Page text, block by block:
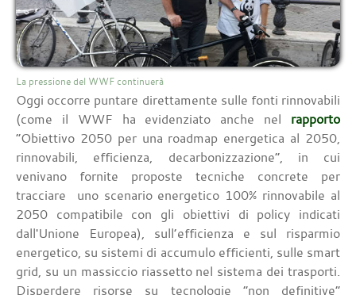
La pressione del WWF continuerà
Oggi occorre puntare direttamente sulle fonti rinnovabili
(come il WWF ha evidenziato anche nel rapporto
“Obiettivo 2050 per una roadmap energetica al 2050,
rinnovabili, efficienza, decarbonizzazione”, in cui
venivano fornite proposte tecniche concrete per
tracciare uno scenario energetico 100% rinnovabile al
2050 compatibile con gli obiettivi di policy indicati
dall'Unione Europea), sull’efficienza e sul risparmio
energetico, su sistemi di accumulo efficienti, sulle smart
grid, su un massiccio riassetto nel sistema dei trasporti.
Disperdere risorse su tecnologie “non definitive”